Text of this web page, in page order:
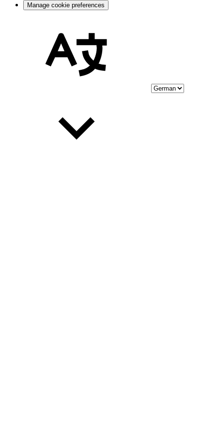
Manage cookie preferences